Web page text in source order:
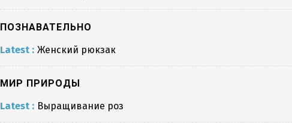
ПОЗНАВАТЕЛЬНО
Latest : Женский рюкзак
МИР ПРИРОДЫ
Latest : Выращивание роз